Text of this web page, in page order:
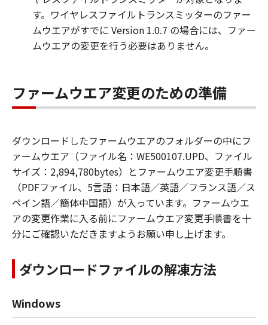
す。ワイヤレスファイルトランスミッターのファー
ムウエアがすでに Version 1.0.7 の場合には、ファー
ムウエアの変更を行う必要はありません。
ファームウエア変更のための準備
ダウンロードしたファームウエアのフォルダーの中にフ
ァームウエア（ファイル名：WE500107.UPD、ファイル
サイズ：2,894,780bytes）とファームウエア変更手順書
（PDFファイル、5言語：日本語／英語／フランス語／ス
ペイン語／簡体中国語）が入っています。ファームウエ
アの変更作業に入る前にファームウエア変更手順書を十
分にご確認いただきますようお願い申し上げます。
ダウンロードファイルの解凍方法
Windows